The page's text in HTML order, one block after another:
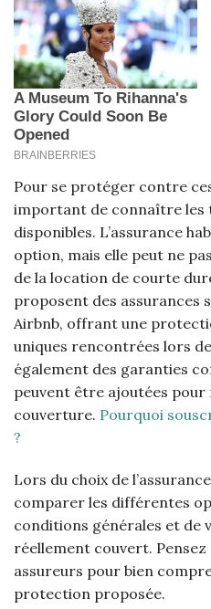
Pour se protéger contre
important de connaître les
disponibles. L’assurance
option, mais elle peut ne
de la location de courte
proposent des assurances
Airbnb, offrant une
uniques rencontrées lors
également des garanties
peuvent être ajoutées
couverture. Pourquoi
?
Lors du choix de
comparer les différentes
conditions générales et de
réellement couvert.
assureurs pour bien
protection proposée.